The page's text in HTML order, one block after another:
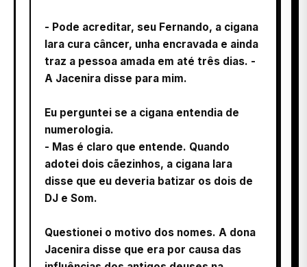
- Pode acreditar, seu Fernando, a cigana
Iara cura câncer, unha encravada e ainda
traz a pessoa amada em até três dias. -
A Jacenira disse para mim.
Eu perguntei se a cigana entendia de
numerologia.
- Mas é claro que entende. Quando
adotei dois cãezinhos, a cigana Iara
disse que eu deveria batizar os dois de
DJ e Som.
Questionei o motivo dos nomes. A dona
Jacenira disse que era por causa das